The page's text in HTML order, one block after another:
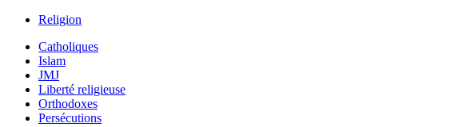
Religion
Catholiques
Islam
JMJ
Liberté religieuse
Orthodoxes
Persécutions